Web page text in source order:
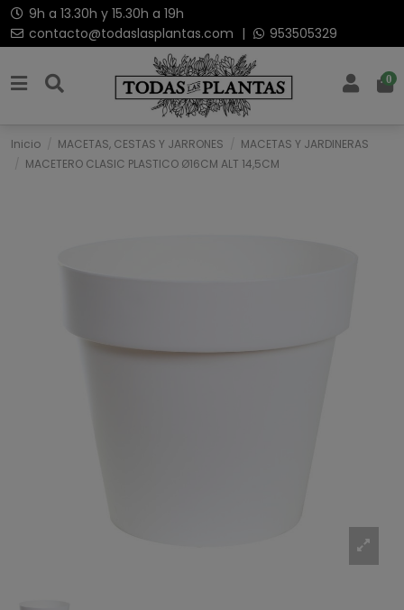
9h a 13.30h y 15.30h a 19h
contacto@todaslasplantas.com | 953505329
0
Inicio MACETAS, CESTAS Y JARRONES
MACETAS Y JARDINERAS
MACETERO CLASIC PLASTICO Ø16CM ALT 14,5CM